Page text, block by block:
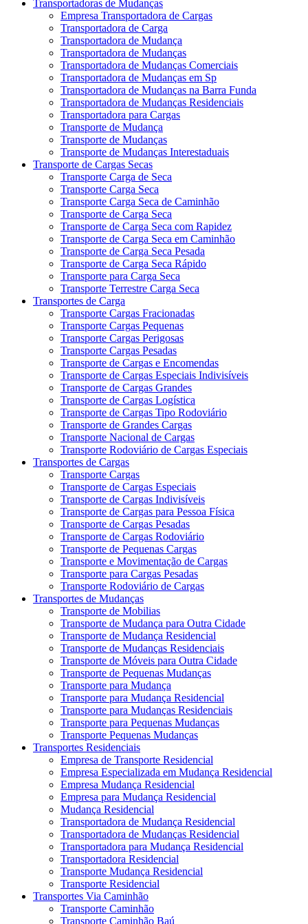
Transportadoras de Mudanças
Empresa Transportadora de Cargas
Transportadora de Carga
Transportadora de Mudança
Transportadora de Mudanças
Transportadora de Mudanças Comerciais
Transportadora de Mudanças em Sp
Transportadora de Mudanças na Barra Funda
Transportadora de Mudanças Residenciais
Transportadora para Cargas
Transporte de Mudança
Transporte de Mudanças
Transporte de Mudanças Interestaduais
Transporte de Cargas Secas
Transporte Carga de Seca
Transporte Carga Seca
Transporte Carga Seca de Caminhão
Transporte de Carga Seca
Transporte de Carga Seca com Rapidez
Transporte de Carga Seca em Caminhão
Transporte de Carga Seca Pesada
Transporte de Carga Seca Rápido
Transporte para Carga Seca
Transporte Terrestre Carga Seca
Transportes de Carga
Transporte Cargas Fracionadas
Transporte Cargas Pequenas
Transporte Cargas Perigosas
Transporte Cargas Pesadas
Transporte de Cargas e Encomendas
Transporte de Cargas Especiais Indivisíveis
Transporte de Cargas Grandes
Transporte de Cargas Logística
Transporte de Cargas Tipo Rodoviário
Transporte de Grandes Cargas
Transporte Nacional de Cargas
Transporte Rodoviário de Cargas Especiais
Transportes de Cargas
Transporte Cargas
Transporte de Cargas Especiais
Transporte de Cargas Indivisíveis
Transporte de Cargas para Pessoa Física
Transporte de Cargas Pesadas
Transporte de Cargas Rodoviário
Transporte de Pequenas Cargas
Transporte e Movimentação de Cargas
Transporte para Cargas Pesadas
Transporte Rodoviário de Cargas
Transportes de Mudanças
Transporte de Mobilias
Transporte de Mudança para Outra Cidade
Transporte de Mudança Residencial
Transporte de Mudanças Residenciais
Transporte de Móveis para Outra Cidade
Transporte de Pequenas Mudanças
Transporte para Mudança
Transporte para Mudança Residencial
Transporte para Mudanças Residenciais
Transporte para Pequenas Mudanças
Transporte Pequenas Mudanças
Transportes Residenciais
Empresa de Transporte Residencial
Empresa Especializada em Mudança Residencial
Empresa Mudança Residencial
Empresa para Mudança Residencial
Mudança Residencial
Transportadora de Mudança Residencial
Transportadora de Mudanças Residencial
Transportadora para Mudança Residencial
Transportadora Residencial
Transporte Mudança Residencial
Transporte Residencial
Transportes Via Caminhão
Transporte Caminhão
Transporte Caminhão Baú